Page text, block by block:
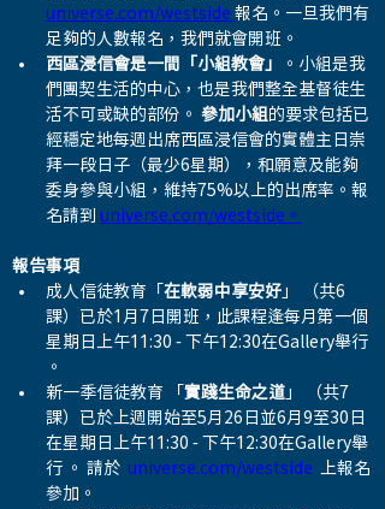
universe.com/westside 報名。一旦我們有
足夠的人數報名，我們就會開班。
西區浸信會是一間「小組教會」
。小組是我
們團契生活的中心，也是我們整全基督徒生
活不可或缺的部份。 參加小組 的要求包括已
經穩定地每週出席西區浸信會的實體主日崇
拜一段日子（最少6星期），和願意及能夠
委身參與小組，維持75%以上的出席率。報
名請到 universe.com/westside。
報告事項
成人信徒教育「 在軟弱中享安好 」 （共6
課）已於1月7日開班，此課程逢每月第一個
星期日上午11:30 - 下午12:30在Gallery舉行
。
新一季信徒教育 「 實踐生命之道 」 （共7
課）已於上週開始至5月26日並6月9至30日
在星期日上午11:30 - 下午12:30在Gallery舉
行 。 請於 universe.com/westside 上報名
參加。